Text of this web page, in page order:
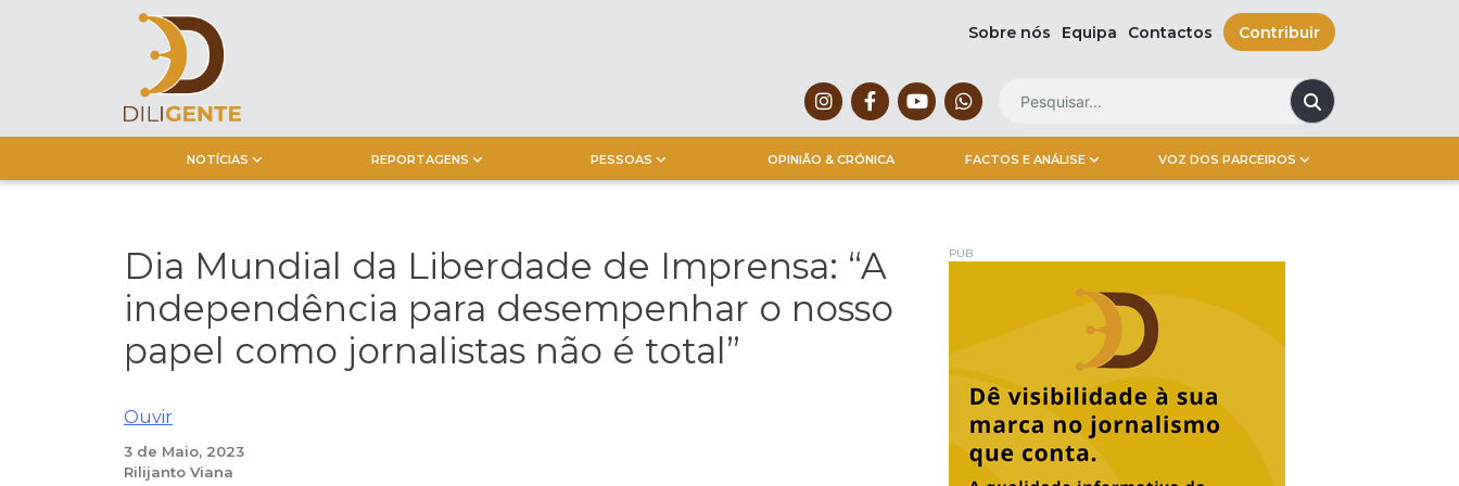
Sobre nós Equipa Contactos Contribuir
NOTÍCIAS REPORTAGENS PESSOAS OPINIÃO & CRÓNICA FACTOS E ANÁLISE VOZ DOS PARCEIROS
Dia Mundial da Liberdade de Imprensa: “A
independência para desempenhar o nosso
papel como jornalistas não é total”
Ouvir
3 de Maio, 2023
Rilijanto Viana
PUB